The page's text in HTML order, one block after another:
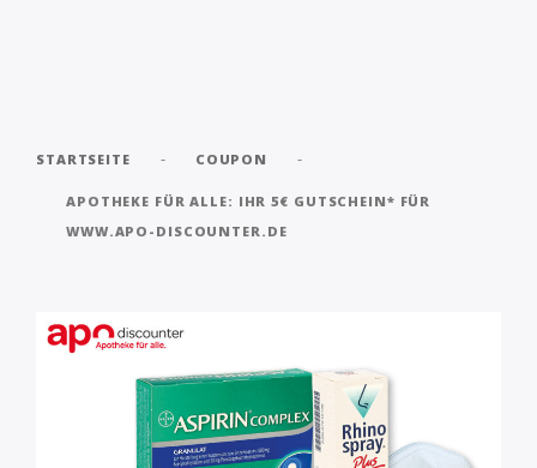
STARTSEITE - COUPON -
APOTHEKE FÜR ALLE: IHR 5€ GUTSCHEIN* FÜR
WWW.APO-DISCOUNTER.DE